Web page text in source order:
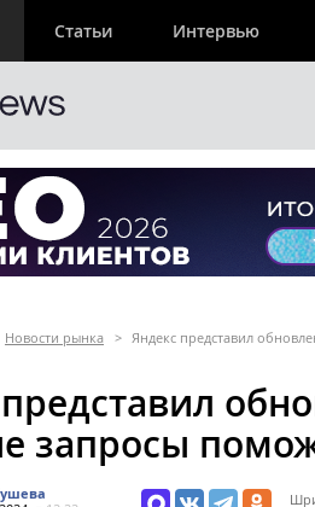
Статьи Интервью
Новости рынка > Яндекс представил
запросы